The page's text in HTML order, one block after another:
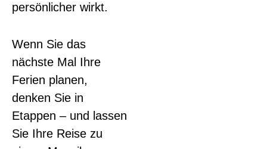
persönlicher wirkt.
Wenn Sie das
nächste Mal Ihre
Ferien planen,
denken Sie in
Etappen – und lassen
Sie Ihre Reise zu